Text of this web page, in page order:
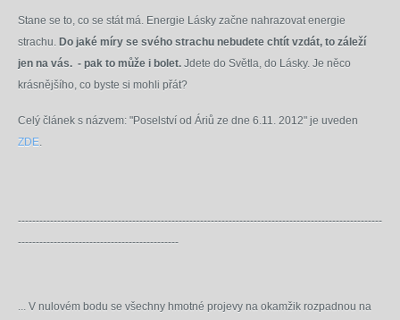
Stane se to, co se stát má. Energie Lásky začne nahrazovat energie
strachu. Do jaké míry se svého strachu nebudete chtít vzdát, to záleží
jen na vás. - pak to může i bolet. Jdete do Světla, do Lásky. Je něco
krásnějšího, co byste si mohli přát?
Celý článek s názvem: "Poselství od Áriů ze dne 6.11. 2012" je uveden
ZDE.
------------------------------------------------------------------------------------------------------
---------------------------------------------
... V nulovém bodu se všechny hmotné projevy na okamžik rozpadnou na